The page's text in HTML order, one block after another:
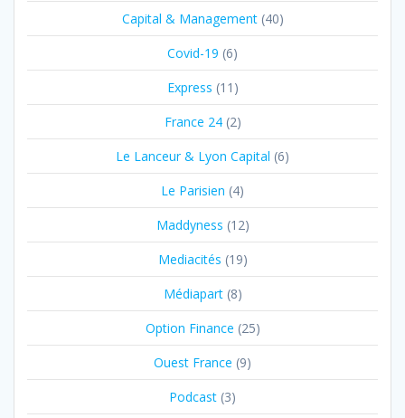
Capital & Management(40)
Covid-19 (6)
Express (11)
France 24(2)
Le Lanceur & Lyon Capital (6)
Le Parisien (4)
Maddyness (12)
Mediacités (19)
Médiapart(8)
Option Finance (25)
Ouest France (9)
Podcast (3)